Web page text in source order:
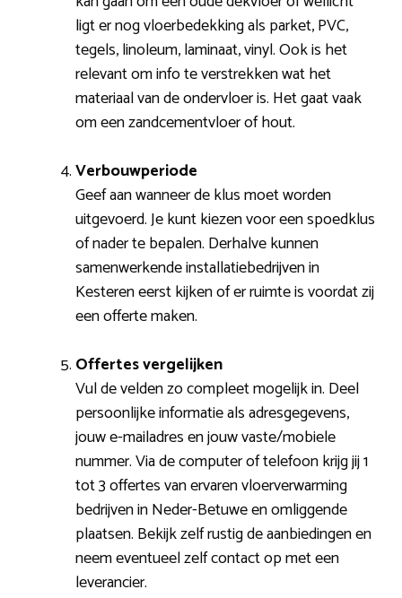
ligt er nog vloerbedekking als parket, PVC,
tegels, linoleum, laminaat, vinyl. Ook is het
relevant om info te verstrekken wat het
materiaal van de ondervloer is. Het gaat vaak
om een zandcementvloer of hout.
Verbouwperiode
Geef aan wanneer de klus moet worden
uitgevoerd. Je kunt kiezen voor een spoedklus
of nader te bepalen. Derhalve kunnen
samenwerkende installatiebedrijven in
Kesteren eerst kijken of er ruimte is voordat zij
een offerte maken.
Offertes vergelijken
Vul de velden zo compleet mogelijk in. Deel
persoonlijke informatie als adresgegevens,
jouw e-mailadres en jouw vaste/mobiele
nummer. Via de computer of telefoon krijg jij 1
tot 3 offertes van ervaren vloerverwarming
bedrijven in Neder-Betuwe en omliggende
plaatsen. Bekijk zelf rustig de aanbiedingen en
neem eventueel zelf contact op met een
leverancier.